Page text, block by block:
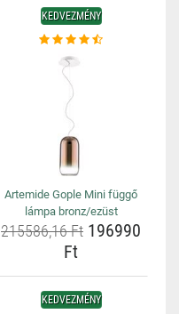
KEDVEZMÉNY
Artemide Gople Mini függő
lámpa bronz/ezüst
215586,16 Ft 196990
Ft
KEDVEZMÉNY